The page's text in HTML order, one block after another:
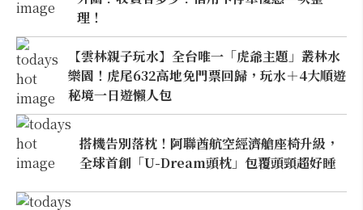
理！
【雲林親子玩水】全台唯一「虎爺主題」叢林水
樂園！虎尾632高地免門票回歸，玩水＋4大順遊
秘境一日遊懶人包
搭機告別落枕！阿聯酋航空經濟艙座椅升級，
全球首創「U-Dream頭枕」包覆頭頸超好睡